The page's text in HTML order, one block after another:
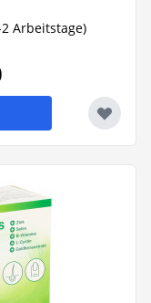
Arbeitstage)